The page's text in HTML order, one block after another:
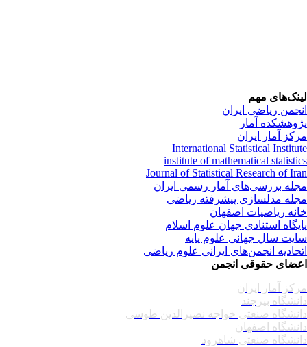
مهم
ریاضی ایران
آمار
آمار ایران
International Statistical
institute of mathematical
Journal of Statistical Research of
بررسی‌های آمار رسمی ایران
مدلسازی پیشرفته ریاضی
ریاضیات اصفهان
استنادی جهان علوم اسلام
سال جهانی علوم پایه
انجمن‌های ایرانی علوم ریاضی
حقوقی انجمن
آمار ایران
بیرجند
صنعتی خواجه نصیرالدین طوسی
اصفهان
صنعتی شاهرود